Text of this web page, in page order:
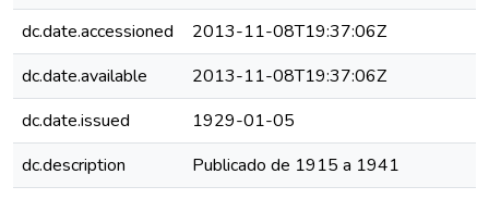
dc.date.accessioned
2013-11-08T19:37:06Z
dc.date.available
2013-11-08T19:37:06Z
dc.date.issued
1929-01-05
dc.description
Publicado de 1915 a 1941